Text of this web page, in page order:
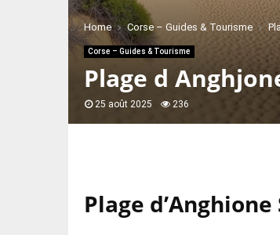
Home Corse – Guides & Tourisme
Corse – Guides & Tourisme
Plage d
25 août 2025 236
Plage